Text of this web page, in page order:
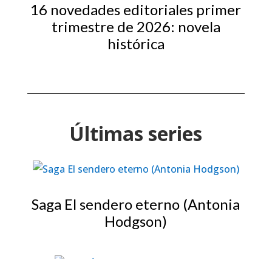
16 novedades editoriales primer
trimestre de 2026: novela
histórica
Últimas series
Saga El sendero eterno (Antonia
Hodgson)